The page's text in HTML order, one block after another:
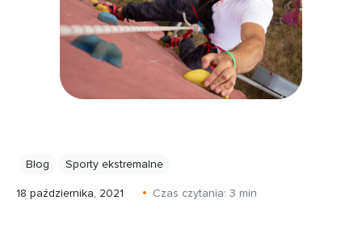
Blog Sporty ekstremalne
18 października, 2021 Czas czytania: 3 min